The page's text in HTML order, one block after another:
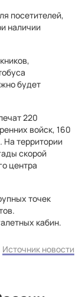
посетителей,
наличии
будет
220
войск, 160
На территории
скорой
центра
точек
кабин.
Источник новости